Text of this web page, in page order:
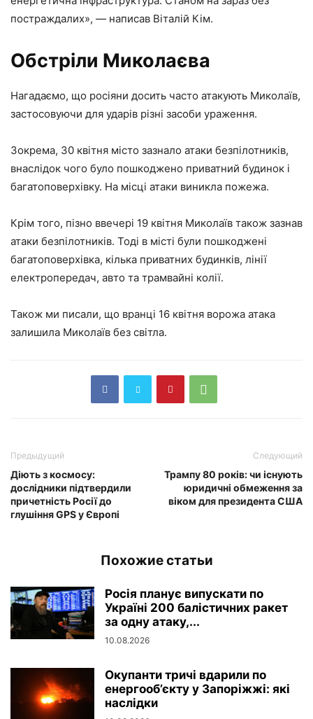
постраждалих», — написав Віталій Кім.
Обстріли Миколаєва
Нагадаємо, що росіяни досить часто атакують Миколаїв,
застосовуючи для ударів різні засоби ураження.
Зокрема, 30 квітня місто зазнало атаки безпілотників,
внаслідок чого було пошкоджено приватний будинок і
багатоповерхівку. На місці атаки виникла пожежа.
Крім того, пізно ввечері 19 квітня Миколаїв також зазнав
атаки безпілотників. Тоді в місті були пошкоджені
багатоповерхівка, кілька приватних будинків, лінії
електропередач, авто та трамвайні колії.
Також ми писали, що вранці 16 квітня ворожа атака
залишила Миколаїв без світла.
Предыдущий
Діють з космосу:
дослідники підтвердили
причетність Росії до
глушіння GPS у Європі
Следующий
Трампу 80 років: чи існують
юридичні обмеження за
віком для президента США
Похожие статьи
Росія планує випускати по
Україні 200 балістичних ракет
за одну атаку,...
10.08.2026
Окупанти тричі вдарили по
енергооб’єкту у Запоріжжі: які
наслідки